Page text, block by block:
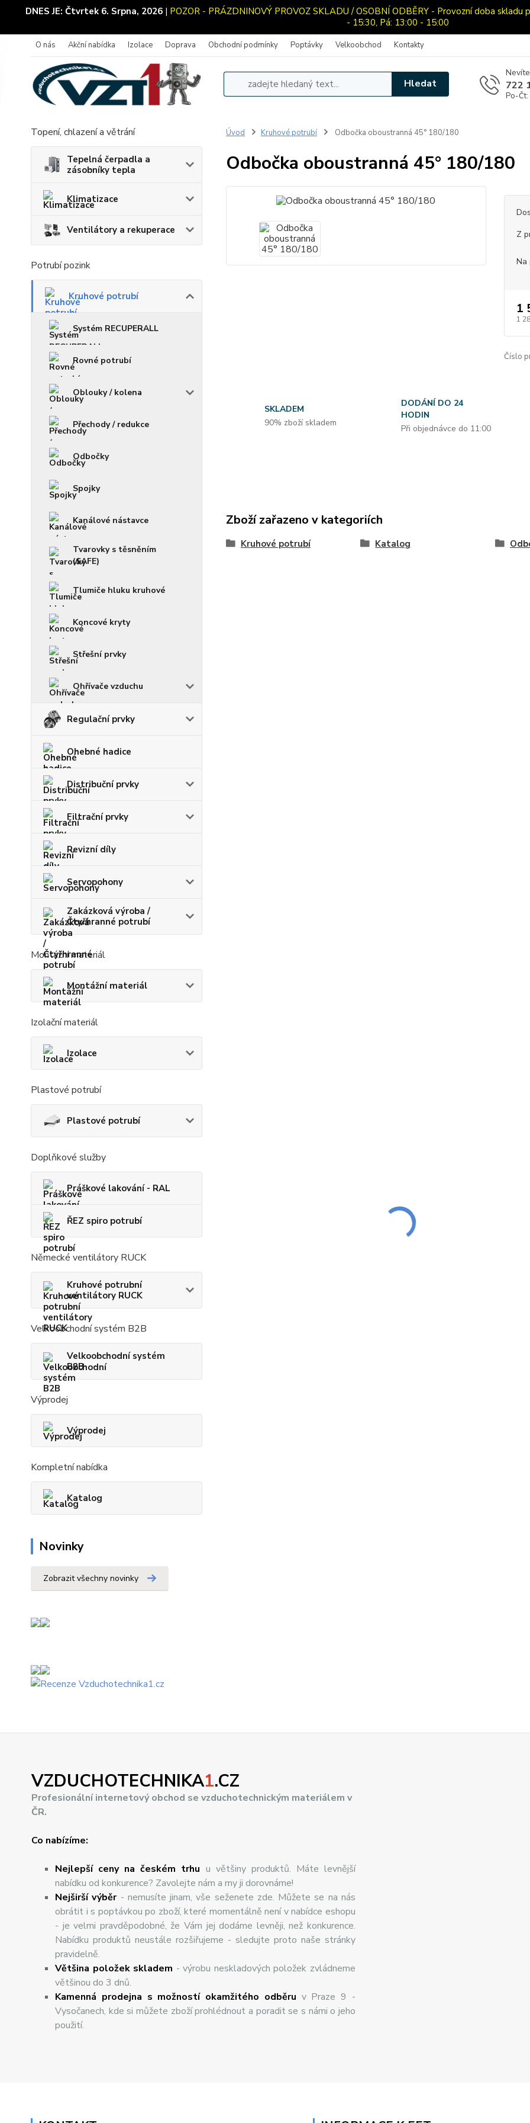
DNES JE: Čtvrtek 6. Srpna, 2026| POZOR - PRÁZDNINOVÝ PROVOZ SKLADU / OSOBNÍ ODBĚRY - Provozní doba
- 15:30, Pá: 13:00 - 15:00
O nás Akční nabídka Izolace Doprava Obchodní podmínky Poptávky Velkoobchod Kontakty
Hledat 722
Po-
Topení, chlazení a větrání
Tepelná čerpadla a
zásobníky tepla
Klimatizace
Ventilátory a rekuperace
Potrubí pozink
Kruhové potrubí
Systém RECUPERALL
Rovné potrubí
Oblouky / kolena
Přechody / redukce
Odbočky
Spojky
Kanálové nástavce
Tvarovky s těsněním
(SAFE)
Tlumiče hluku kruhové
Koncové kryty
Střešní prvky
Ohřívače vzduchu
Regulační prvky
Ohebné hadice
Distribuční prvky
Filtrační prvky
Revizní díly
Servopohony
Zakázková výroba /
Čtyřhranné potrubí
Montážní materiál
Montážní materiál
Izolační materiál
Izolace
Plastové potrubí
Plastové potrubí
Doplňkové služby
Práškové lakování - RAL
ŘEZ spiro potrubí
Německé ventilátory RUCK
Kruhové potrubní
ventilátory RUCK
Velkoobchodní systém B2B
Velkoobchodní systém
B2B
Výprodej
Výprodej
Kompletní nabídka
Katalog
Novinky
Zobrazit všechny novinky
Úvod Kruhové potrubí Odbočka oboustranná 45° 180/180
Odbočka oboustranná 45° 180/180
Z
Na
1
1
Číslo
SKLADEM
90% zboží skladem
DODÁNÍ DO 24
HODIN
Při objednávce do 11:00
Zboží zařazeno v kategoriích
Kruhové potrubí Katalog
VZDUCHOTECHNIKA1.CZ
Profesionální internetový obchod se vzduchotechnickým materiálem v
ČR.
Co nabízíme:
Nejlepší ceny na českém trhu u většiny produktů. Máte levnější
nabídku od konkurence? Zavolejte nám a my ji dorovnáme!
Nejširšívýběr- nemusíte jinam, vše seženete zde. Můžete se na nás
obrátit i s poptávkou po zboží, které momentálně není v nabídce eshopu
- je velmi pravděpodobné, že Vám jej dodáme levněji, než konkurence.
Nabídku produktů neustále rozšiřujeme - sledujte proto naše stránky
pravidelně.
Většina položek skladem - výrobu neskladových položek zvládneme
většinou do 3 dnů.
Kamenná prodejna s možností okamžitého odběru v Praze 9 -
Vysočanech, kde si můžete zboží prohlédnout a poradit se s námi o jeho
použití.